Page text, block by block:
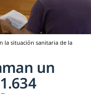
la situación sanitaria de la
un